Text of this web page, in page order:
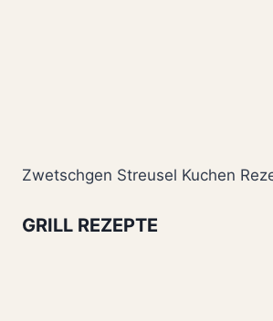
Zwetschgen Streusel Kuchen
GRILL REZEPTE